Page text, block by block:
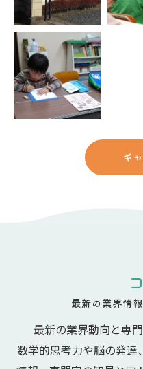
ギ
最新の業界情
最新の業界動向と専
数学的思考力や脳の発達